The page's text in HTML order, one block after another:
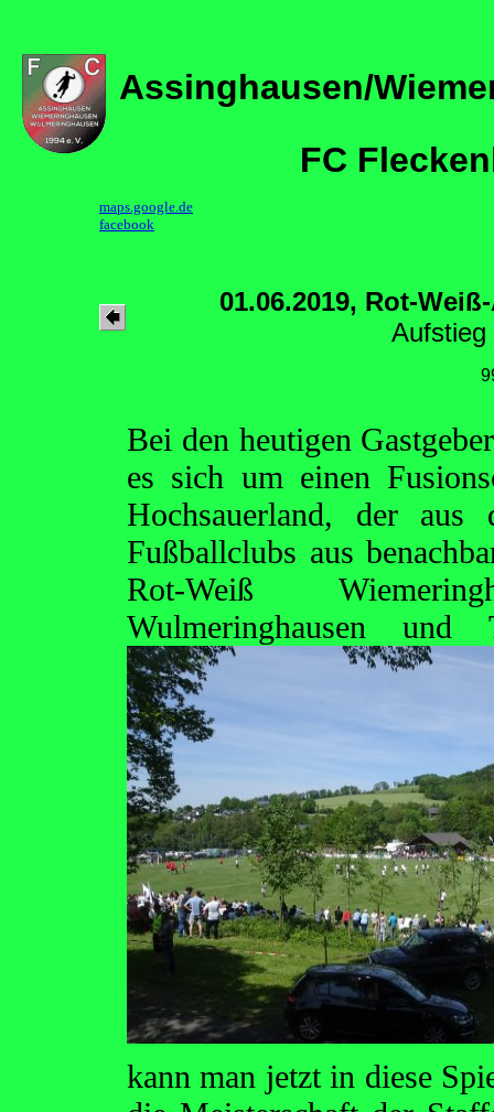
Assinghausen/
FC
maps.google.de
facebook
01.06.2019, Rot-
Aufstieg
Bei den heutigen
es sich um einen
Hochsauerland, der aus
Fußballclubs aus
Rot-Weiß
Wulmeringhausen und
kann man jetzt in diese